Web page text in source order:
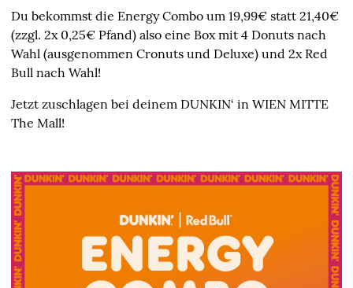
Du bekommst die Energy Combo um 19,99€ statt 21,40€
(zzgl. 2x 0,25€ Pfand) also eine Box mit 4 Donuts nach
Wahl (ausgenommen Cronuts und Deluxe) und 2x Red
Bull nach Wahl!
Jetzt zuschlagen bei deinem DUNKIN‘ in WIEN MITTE
The Mall!